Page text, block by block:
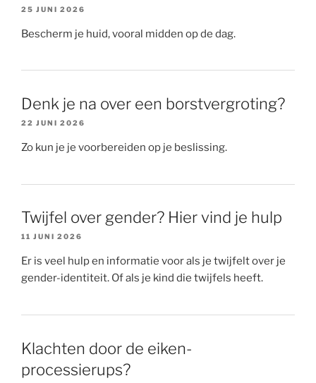
25 JUNI 2026
Bescherm je huid, vooral midden op de dag.
Denk je na over een borstvergroting?
22 JUNI 2026
Zo kun je je voorbereiden op je beslissing.
Twijfel over gender? Hier vind je hulp
11 JUNI 2026
Er is veel hulp en informatie voor als je twijfelt over je
gender-identiteit. Of als je kind die twijfels heeft.
Klachten door de eiken-
processierups?